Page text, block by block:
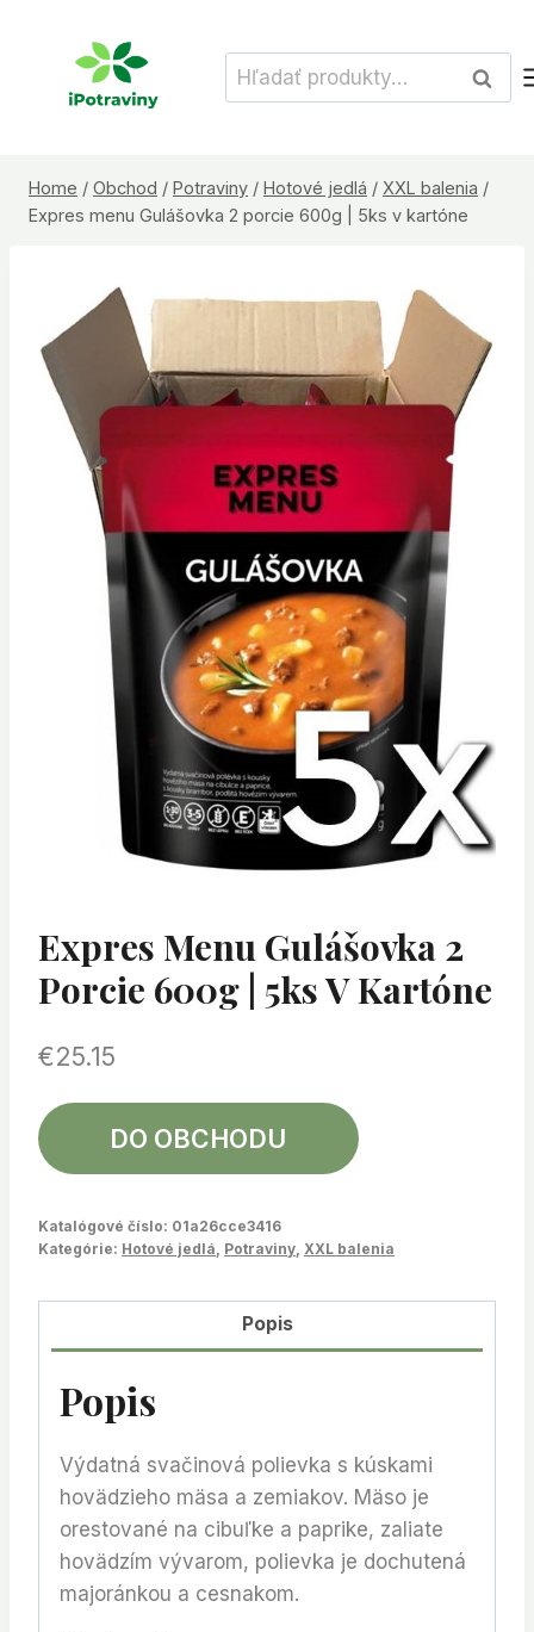
Hľadať:
Home / Obchod / Potraviny / Hotové jedlá / XXL balenia /
Expres menu Gulášovka 2 porcie 600g | 5ks v kartóne
Expres Menu Gulášovka 2
Porcie 600g | 5ks V Kartóne
€25.15
DO OBCHODU
Katalógové číslo: 01a26cce3416
Kategórie: Hotové jedlá Potraviny XXL balenia
Popis
Popis
Výdatná svačinová polievka s kúskami
hovädzieho mäsa a zemiakov. Mäso je
orestované na cibuľke a paprike, zaliate
hovädzím vývarom, polievka je dochutená
majoránkou a cesnakom.